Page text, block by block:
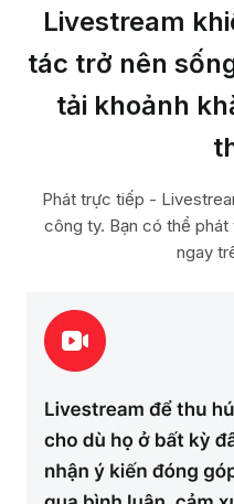
Giáo dục
Livestream
tác trở nên
tải khoảnh
Phát trực tiếp -
công ty. Bạn có thể
ngay